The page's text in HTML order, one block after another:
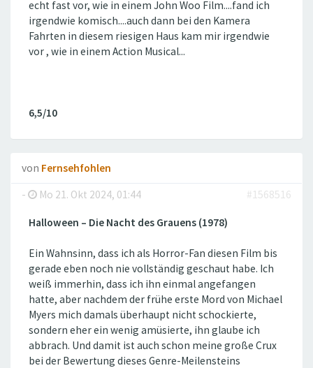
echt fast vor, wie in einem John Woo Film....fand ich
irgendwie komisch....auch dann bei den Kamera
Fahrten in diesem riesigen Haus kam mir irgendwie
vor , wie in einem Action Musical...
6,5/10
von Fernsehfohlen
-
Mo 21. Okt 2024, 01:44 #1568516
Halloween – Die Nacht des Grauens (1978)
Ein Wahnsinn, dass ich als Horror-Fan diesen Film bis
gerade eben noch nie vollständig geschaut habe. Ich
weiß immerhin, dass ich ihn einmal angefangen
hatte, aber nachdem der frühe erste Mord von Michael
Myers mich damals überhaupt nicht schockierte,
sondern eher ein wenig amüsierte, ihn glaube ich
abbrach. Und damit ist auch schon meine große Crux
bei der Bewertung dieses Genre-Meilensteins